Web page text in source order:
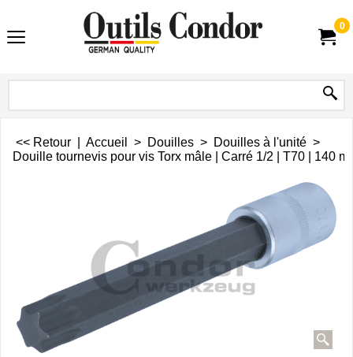
0
<< Retour Accueil > Douilles > Douilles à l'unité >
Douille tournevis pour vis Torx mâle | Carré 1/2 | T70 | 140